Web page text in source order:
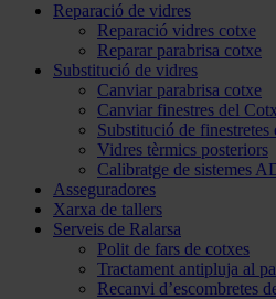
Reparació de vidres
Reparació vidres cotxe
Reparar parabrisa cotxe
Substitució de vidres
Canviar parabrisa cotxe
Canviar finestres del
Substitució de finestretes
Vidres tèrmics posteriors
Calibratge de sistemes
Asseguradores
Xarxa de tallers
Serveis de Ralarsa
Polit de fars de cotxes
Tractament antipluja al
Recanvi d’escombretes